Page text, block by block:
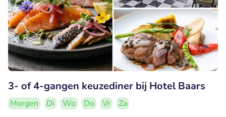
3- of 4-gangen keuzediner bij Hotel Baars
Morgen Di Wo Do Vr
Za